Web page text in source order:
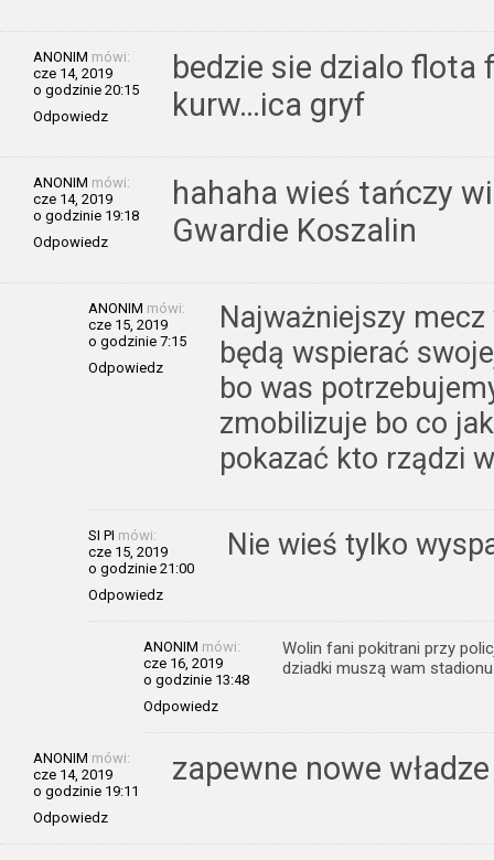
ANONIM mówi:
cze 14, 2019
o godzinie 20:15
Odpowiedz
bedzie sie dzialo flota
kurw…ica gryf
ANONIM mówi:
cze 14, 2019
o godzinie 19:18
Odpowiedz
hahaha wieś tańczy
Gwardie Koszalin
ANONIM mówi:
cze 15, 2019
o godzinie 7:15
Odpowiedz
Najważniejszy
będą wspierać
bo was
zmobilizuje bo co
pokazać kto rządzi
SI PI mówi:
cze 15, 2019
o godzinie 21:00
Odpowiedz
Nie wieś tylko
ANONIM mówi:
cze 16, 2019
o godzinie 13:48
Odpowiedz
Wolin fani pokitrani przy
dziadki muszą wam
ANONIM mówi:
cze 14, 2019
o godzinie 19:11
Odpowiedz
zapewne nowe